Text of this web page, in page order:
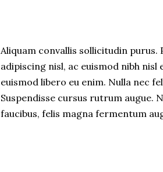
Aliquam convallis sollicitudin
adipiscing nisl, ac euismod nibh nisl
euismod libero eu enim. Nulla nec
Suspendisse cursus rutrum augue.
faucibus, felis magna fermentum